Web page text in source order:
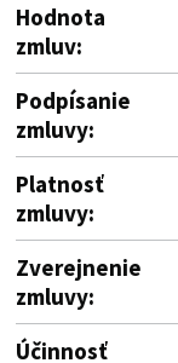
Hodnota
zmluv:
Podpísanie
zmluvy:
Platnosť
zmluvy:
Zverejnenie
zmluvy:
Účinnosť